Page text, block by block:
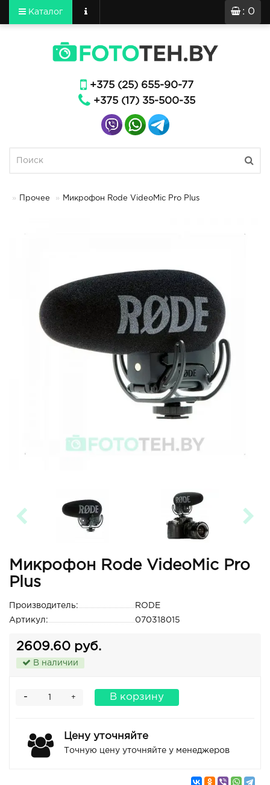
: 0
Каталог
+375 (25) 655-90-77
+375 (17) 35-500-35
Прочее Микрофон Rode VideoMic Pro Plus
Микрофон Rode VideoMic Pro
Plus
Производитель:
RODE
Артикул:
070318015
2609.60 руб.
В наличии
+
- В корзину
Цену уточняйте
Точную цену уточняйте у менеджеров